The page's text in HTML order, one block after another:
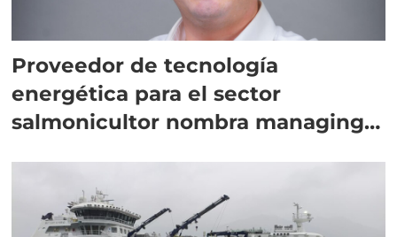
Proveedor de tecnología
energética para el sector
salmonicultor nombra managing